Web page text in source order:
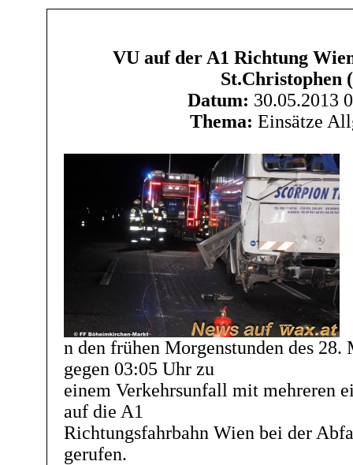
VU auf der A1 Richtung
St.Christophen
Datum: 30.05.2013
Thema: Einsätze
n den frühen Morgenstunden des
gegen 03:05 Uhr zu
einem Verkehrsunfall mit mehreren
auf die A1
Richtungsfahrbahn Wien bei der
gerufen.